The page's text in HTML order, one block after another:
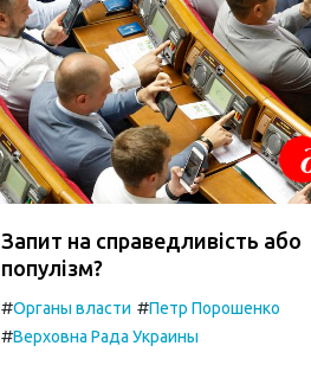
Запит на справедливість або
популізм?
#Органы власти #Петр Порошенко
#Верховна Рада Украины